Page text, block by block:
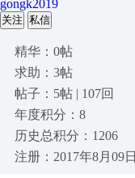
gongk2019
关注 私信
精华：0帖
求助：3帖
帖子：5帖 | 107回
年度积分：8
历史总积分：1206
注册：2017年8月09日